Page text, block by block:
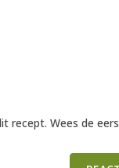
recept. Wees de